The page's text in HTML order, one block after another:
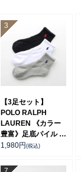
【3足セット】
POLO RALPH
LAUREN 《カラー
豊富》足底パイル ワ
ンポイントソックス
ポート メンズ
1,980円(税込)